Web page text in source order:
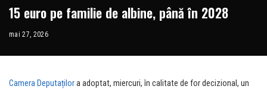
15 euro pe familie de albine, până în 2028
mai 27, 2026
Camera Deputațilora adoptat, miercuri, în calitate de for decizional, un